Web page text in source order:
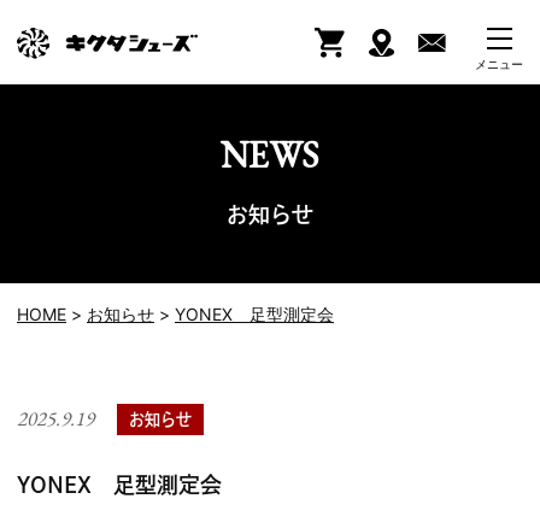
メニュー
お知らせ
HOME お知らせ YONEX 足型測定会
2025.9.19
カ
ゴ
リー:
お知らせ
YONEX 足型測定会